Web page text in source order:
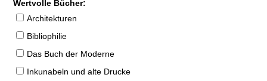
Wertvolle Bücher:
Architekturen
Bibliophilie
Das Buch der Moderne
Inkunabeln und alte Drucke